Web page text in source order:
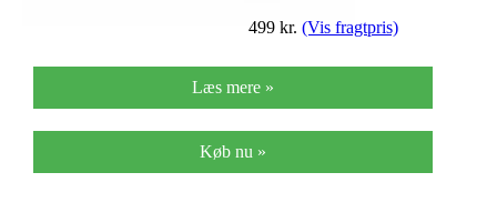
499 kr. (Vis fragtpris)
Læs mere »
Køb nu »